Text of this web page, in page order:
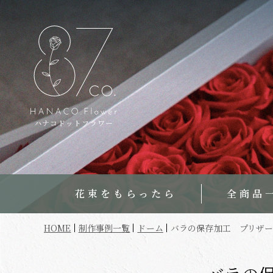
ハナコドットフラワー
花束をもらったら 全商品
HOME 制作事例一覧 ドーム バラの保存加工 プリザ